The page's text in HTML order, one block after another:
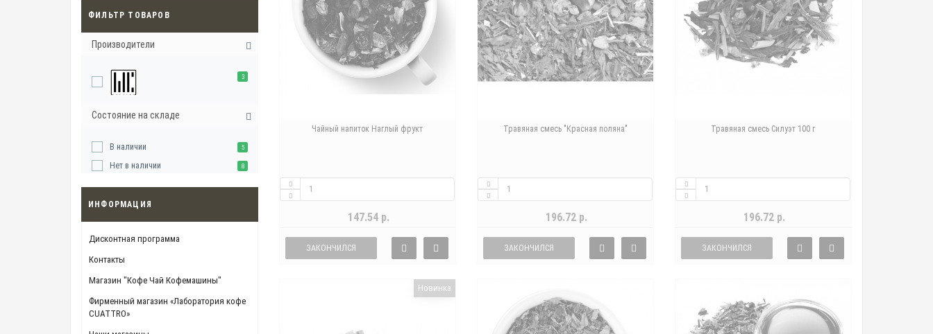
ФИЛЬТР ТОВАРОВ
Производители
3
Состояние на складе
В наличии 5
Нет в наличии 8
ИНФОРМАЦИЯ
Дисконтная программа
Контакты
Магазин "Кофе Чай Кофемашины"
Фирменный магазин «Лаборатория кофе
CUATTRO»
Чайный напиток Наглый фрукт
147.54 р.
ЗАКОНЧИЛСЯ
Травяная смесь "Красная поляна"
196.72 р.
ЗАКОНЧИЛСЯ
Травяная смесь Силуэт 100 г
196.72 р.
ЗАКОНЧИЛСЯ
Новинка